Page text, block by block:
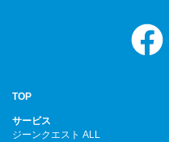
TOP
サービス
ジーンクエスト ALL